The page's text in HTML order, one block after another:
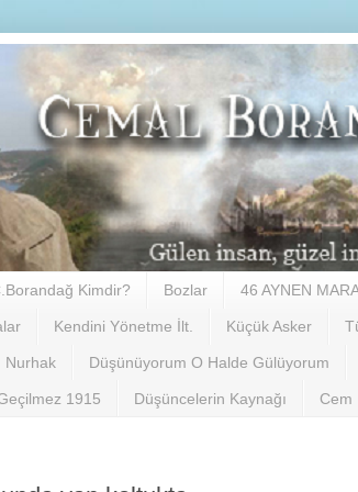
Kimdir? Bozlar 46 AYNEN
Kendini Yönetme İlt. Küçük Asker
Nurhak Düşünüyorum O Halde Gülüyorum
1915 Düşüncelerin Kaynağı Cem